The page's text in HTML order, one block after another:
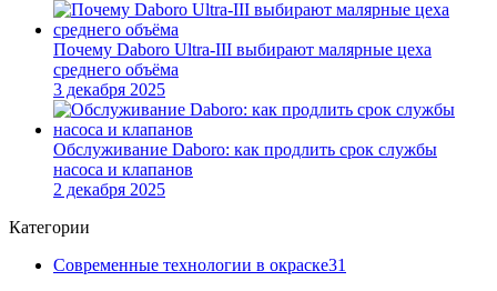
Почему Daboro Ultra-III выбирают малярные цеха
среднего объёма
3 декабря 2025
Обслуживание Daboro: как продлить срок службы
насоса и клапанов
2 декабря 2025
Категории
Современные технологии в окраске31